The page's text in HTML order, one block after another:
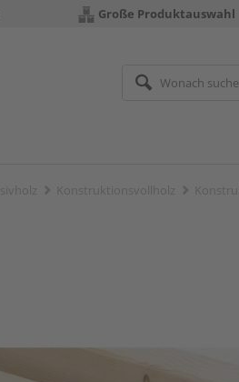
Große Produktauswahl